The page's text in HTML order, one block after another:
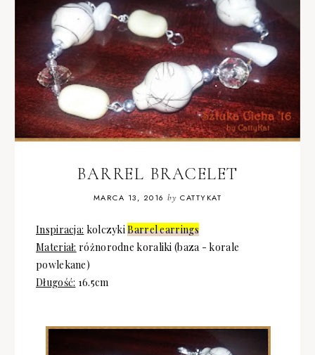
BARREL BRACELET
MARCA 13, 2016 by CATTYKAT
Inspiracja: kolczykiBarrel earrings
Materiał: różnorodne koraliki (baza - korale
powlekane)
Długość: 16.5cm